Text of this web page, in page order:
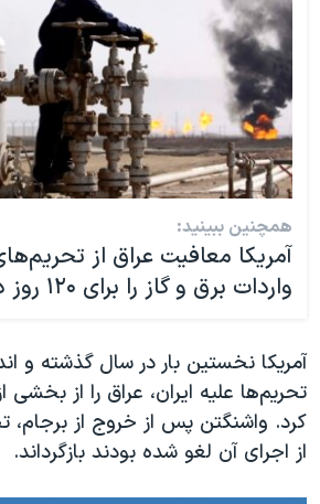
همچنین ببینید:
آمریکا معافیت‌ عراق از
واردات برق و گاز را برای ۱۲۰ روز دیگر تمدید کرد
آمریکا نخستین بار در سال گذشته و
تحریم‌ها علیه ایران، عراق را از
کرد. واشنگتن پس از خروج از برجام،
از اجرای آن لغو شده بودند بازگرداند.